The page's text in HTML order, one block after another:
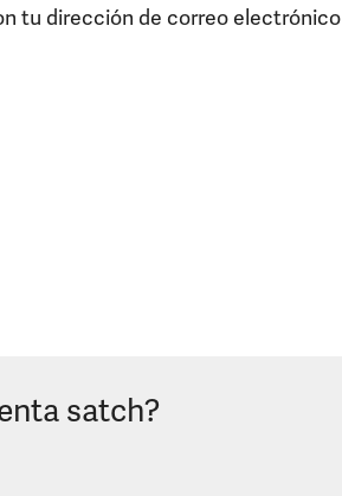
tu dirección de correo electrónico
satch?